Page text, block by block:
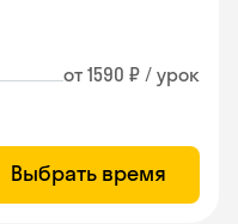
от 1590 ₽ / урок
Выбрать время